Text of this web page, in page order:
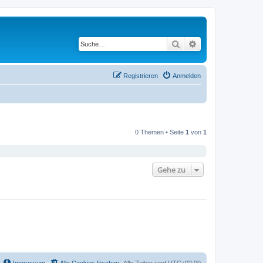
Suche
Anmelden
Registrieren
0 Themen • Seite 1 von 1
Gehe zu